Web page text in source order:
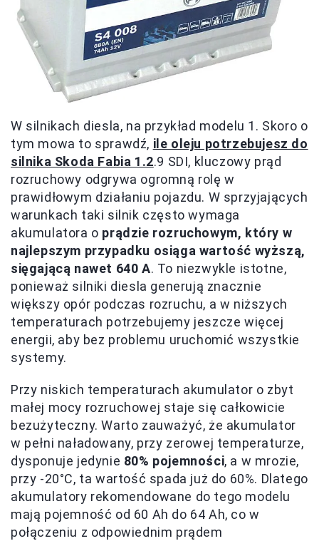
W silnikach diesla, na przykład modelu 1. Skoro o
tym mowa to sprawdź, ile oleju potrzebujesz do
silnika Skoda Fabia 1.2.9 SDI, kluczowy prąd
rozruchowy odgrywa ogromną rolę w
prawidłowym działaniu pojazdu. W sprzyjających
warunkach taki silnik często wymaga
akumulatora o prądzie rozruchowym, który w
najlepszym przypadku osiąga wartość wyższą,
sięgającą nawet 640 A. To niezwykle istotne,
ponieważ silniki diesla generują znacznie
większy opór podczas rozruchu, a w niższych
temperaturach potrzebujemy jeszcze więcej
energii, aby bez problemu uruchomić wszystkie
systemy.
Przy niskich temperaturach akumulator o zbyt
małej mocy rozruchowej staje się całkowicie
bezużyteczny. Warto zauważyć, że akumulator
w pełni naładowany, przy zerowej temperaturze,
dysponuje jedynie 80% pojemności, a w mrozie,
przy -20°C, ta wartość spada już do 60%. Dlatego
akumulatory rekomendowane do tego modelu
mają pojemność od 60 Ah do 64 Ah, co w
połączeniu z odpowiednim prądem